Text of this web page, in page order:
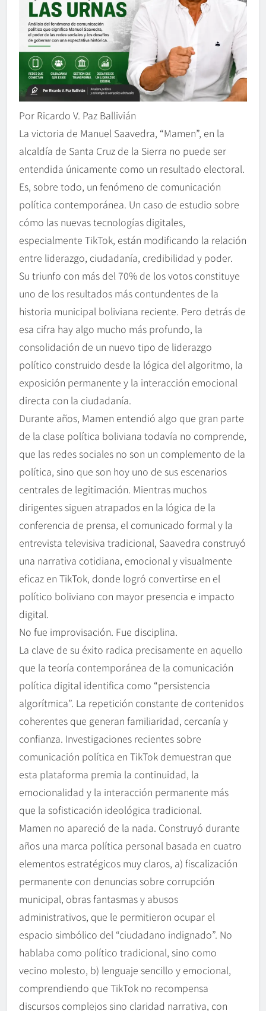
Por Ricardo V. Paz Ballivián
La victoria de Manuel Saavedra, “Mamen”, en la
alcaldía de Santa Cruz de la Sierra no puede ser
entendida únicamente como un resultado electoral.
Es, sobre todo, un fenómeno de comunicación
política contemporánea. Un caso de estudio sobre
cómo las nuevas tecnologías digitales,
especialmente TikTok, están modificando la relación
entre liderazgo, ciudadanía, credibilidad y poder.
Su triunfo con más del 70% de los votos constituye
uno de los resultados más contundentes de la
historia municipal boliviana reciente. Pero detrás de
esa cifra hay algo mucho más profundo, la
consolidación de un nuevo tipo de liderazgo
político construido desde la lógica del algoritmo, la
exposición permanente y la interacción emocional
directa con la ciudadanía.
Durante años, Mamen entendió algo que gran parte
de la clase política boliviana todavía no comprende,
que las redes sociales no son un complemento de la
política, sino que son hoy uno de sus escenarios
centrales de legitimación. Mientras muchos
dirigentes siguen atrapados en la lógica de la
conferencia de prensa, el comunicado formal y la
entrevista televisiva tradicional, Saavedra construyó
una narrativa cotidiana, emocional y visualmente
eficaz en TikTok, donde logró convertirse en el
político boliviano con mayor presencia e impacto
digital.
No fue improvisación. Fue disciplina.
La clave de su éxito radica precisamente en aquello
que la teoría contemporánea de la comunicación
política digital identifica como “persistencia
algorítmica”. La repetición constante de contenidos
coherentes que generan familiaridad, cercanía y
confianza. Investigaciones recientes sobre
comunicación política en TikTok demuestran que
esta plataforma premia la continuidad, la
emocionalidad y la interacción permanente más
que la sofisticación ideológica tradicional.
Mamen no apareció de la nada. Construyó durante
años una marca política personal basada en cuatro
elementos estratégicos muy claros, a) fiscalización
permanente con denuncias sobre corrupción
municipal, obras fantasmas y abusos
administrativos, que le permitieron ocupar el
espacio simbólico del “ciudadano indignado”. No
hablaba como político tradicional, sino como
vecino molesto, b) lenguaje sencillo y emocional,
comprendiendo que TikTok no recompensa
discursos complejos sino claridad narrativa, con